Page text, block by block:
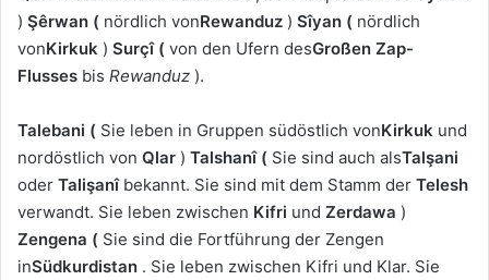
) Şêrwan ( nördlich vonRewanduz ) Sîyan ( nördlich
vonKirkuk ) Surçî ( von den Ufern desGroßen Zap-
Flusses bis Rewanduz ).
Talebani ( Sie leben in Gruppen südöstlich vonKirkuk und
nordöstlich von Qlar ) Talshanî ( Sie sind auch alsTalşani
oder Talişanî bekannt. Sie sind mit dem Stamm der Telesh
verwandt. Sie leben zwischen Kifri und Zerdawa )
Zengena ( Sie sind die Fortführung der Zengen
inSüdkurdistan . Sie leben zwischen Kifri und Klar. Sie